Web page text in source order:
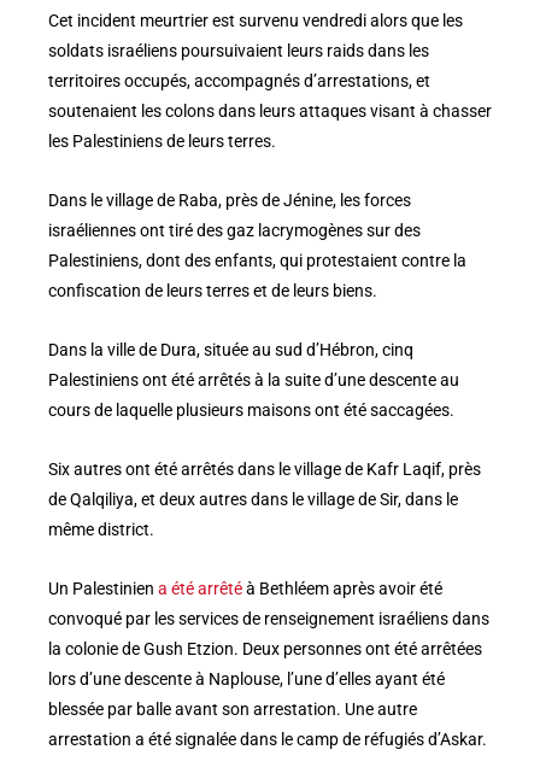
Cet incident meurtrier est survenu vendredi alors que les
soldats israéliens poursuivaient leurs raids dans les
territoires occupés, accompagnés d’arrestations, et
soutenaient les colons dans leurs attaques visant à chasser
les Palestiniens de leurs terres.
Dans le village de Raba, près de Jénine, les forces
israéliennes ont tiré des gaz lacrymogènes sur des
Palestiniens, dont des enfants, qui protestaient contre la
confiscation de leurs terres et de leurs biens.
Dans la ville de Dura, située au sud d’Hébron, cinq
Palestiniens ont été arrêtés à la suite d’une descente au
cours de laquelle plusieurs maisons ont été saccagées.
Six autres ont été arrêtés dans le village de Kafr Laqif, près
de Qalqiliya, et deux autres dans le village de Sir, dans le
même district.
Un Palestinien a été arrêtéà Bethléem après avoir été
convoqué par les services de renseignement israéliens dans
la colonie de Gush Etzion. Deux personnes ont été arrêtées
lors d’une descente à Naplouse, l’une d’elles ayant été
blessée par balle avant son arrestation. Une autre
arrestation a été signalée dans le camp de réfugiés d’Askar.